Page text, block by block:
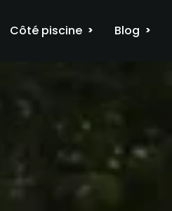
Côté piscine Blog